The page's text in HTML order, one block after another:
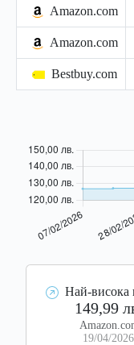
Amazon.com
Amazon.com
Bestbuy.com
Най-висока
149,99
19/04/2026